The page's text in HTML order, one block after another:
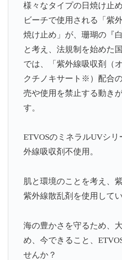
様々なタイプの日焼け止
ビーチで使用される「紫
焼け止め」が、珊瑚の『
と考え、法規制を始めた
では、「紫外線吸収剤（
クチノキサート※）配合
売や使用を禁止する動き
す。
ETVOSのミネラルUVシ
外線吸収剤不使用。
肌と環境のことを考え、
紫外線散乱剤を使用してい
海の豊かさを守るため、
め、今できること、
せんか？